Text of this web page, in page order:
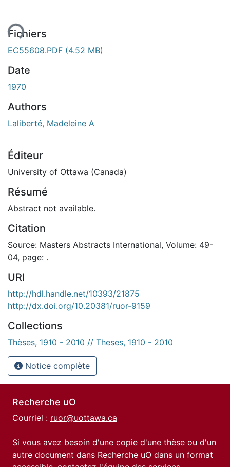
Fichiers
EC55608.PDF (4.52 MB)
Date
1970
Authors
Laliberté, Madeleine A
Éditeur
University of Ottawa (Canada)
Résumé
Abstract not available.
Citation
Source: Masters Abstracts International, Volume: 49-
04, page: .
URI
http://hdl.handle.net/10393/21875
http://dx.doi.org/10.20381/ruor-9159
Collections
Thèses, 1910 - 2010 // Theses, 1910 - 2010
Notice complète
Recherche uO
Courriel : ruor@uottawa.ca
Si vous avez besoin d'une copie d'une thèse ou d'un
autre document dans Recherche uO dans un format